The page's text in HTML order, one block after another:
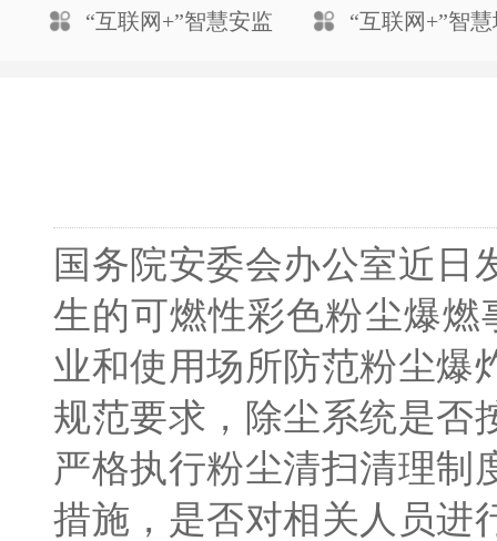
“互联网+”智慧安监 “互联网+”智
国务院安委会办公室近日
生的可燃性彩色粉尘爆燃
业和使用场所防范粉尘爆
规范要求，除尘系统是否
严格执行粉尘清扫清理制
措施，是否对相关人员进